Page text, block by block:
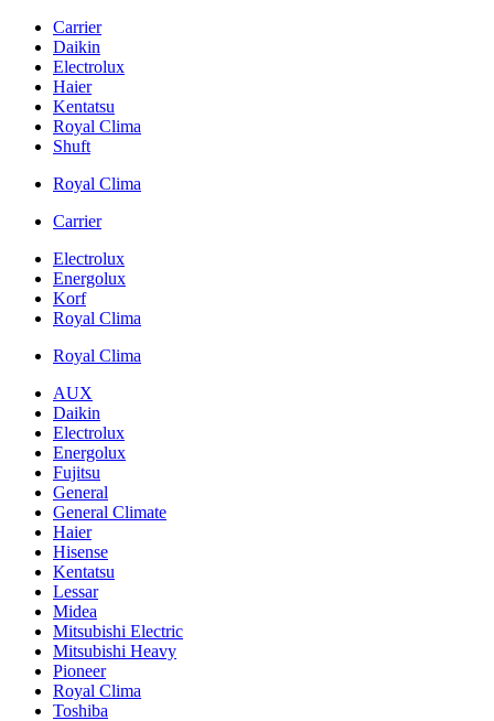
Carrier
Daikin
Electrolux
Haier
Kentatsu
Royal Clima
Shuft
Royal Clima
Carrier
Electrolux
Energolux
Korf
Royal Clima
Royal Clima
AUX
Daikin
Electrolux
Energolux
Fujitsu
General
General Climate
Haier
Hisense
Kentatsu
Lessar
Midea
Mitsubishi Electric
Mitsubishi Heavy
Pioneer
Royal Clima
Toshiba